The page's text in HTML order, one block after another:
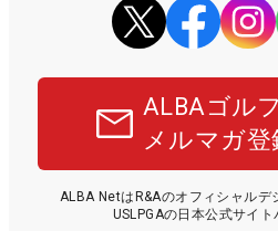
ALBAゴル
メルマガ
ALBA NetはR&Aのオフィシャルデ
USLPGAの日本公式サイト